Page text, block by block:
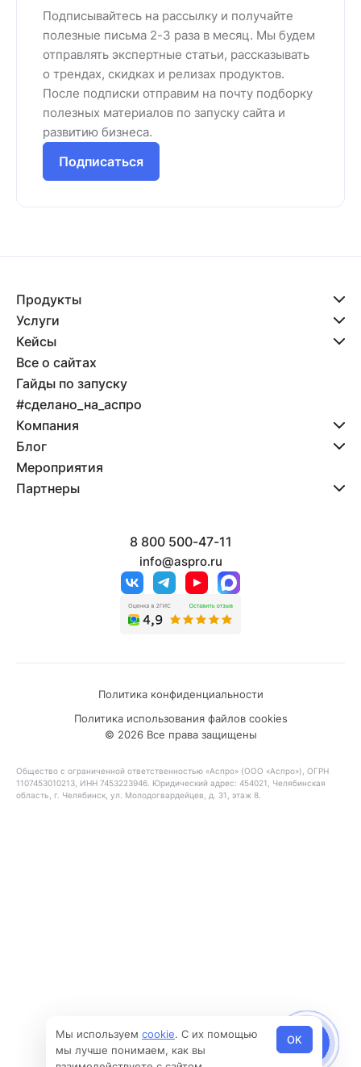
Подписывайтесь на рассылку и получайте
полезные письма 2-3 раза в месяц. Мы будем
отправлять экспертные статьи, рассказывать
о трендах, скидках и релизах продуктов.
После подписки отправим на почту подборку
полезных материалов по запуску сайта и
развитию бизнеса.
Подписаться
Продукты
Услуги
Кейсы
Все о сайтах
Гайды по запуску
#сделано_на_аспро
Компания
Блог
Мероприятия
Партнеры
8 800 500-47-11
info@aspro.ru
© 2026 Все права защищены
Политика конфиденциальности
Политика использования файлов cookies
Общество с ограниченной ответственностью «Аспро» (ООО «Аспро»), ОГРН
1107453010213, ИНН 7453223946. Юридический адрес: 454021, Челябинская
область, г. Челябинск, ул. Молодогвардейцев, д. 31, этаж 8.
Мы используем cookie. С их помощью
мы лучше понимаем, как вы
OK